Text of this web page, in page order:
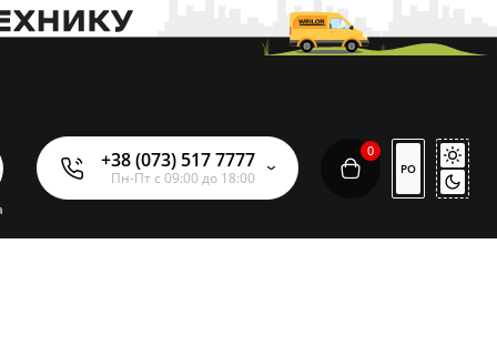
+38 (073) 517 7777
Пн-Пт с 09:00 до 18:00
0
РО